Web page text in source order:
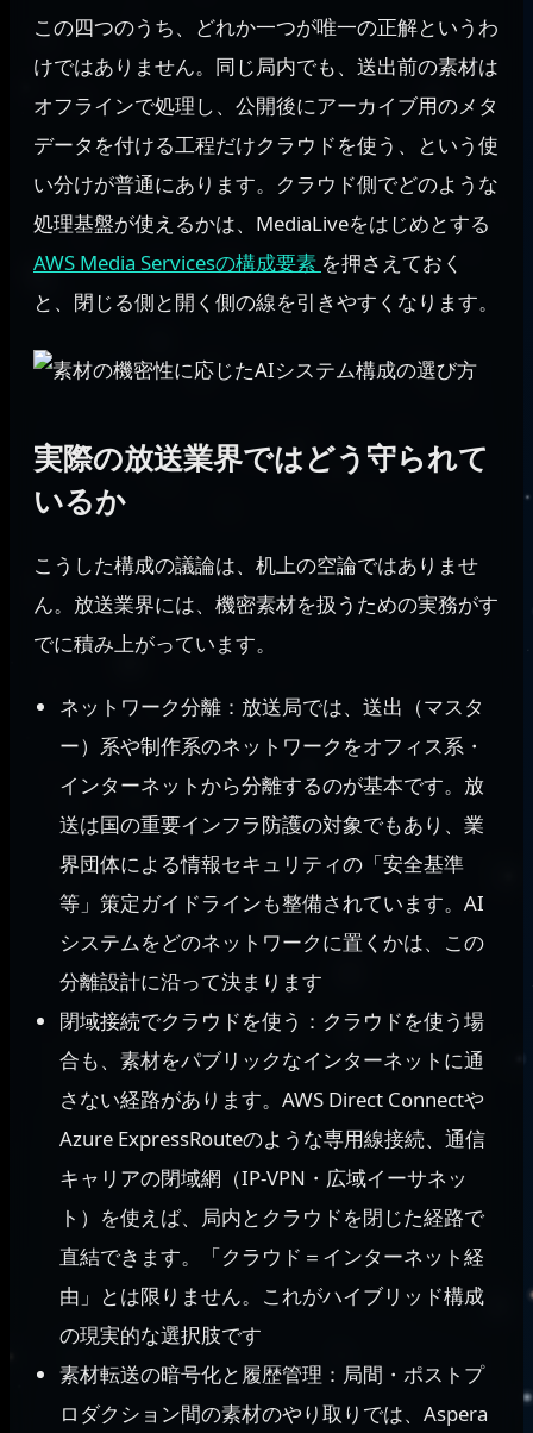
この四つのうち、どれか一つが唯一の正解というわ
けではありません。同じ局内でも、送出前の素材は
オフラインで処理し、公開後にアーカイブ用のメタ
データを付ける工程だけクラウドを使う、という使
い分けが普通にあります。クラウド側でどのような
処理基盤が使えるかは、MediaLiveをはじめとする
AWS Media Servicesの構成要素 を押さえておく
と、閉じる側と開く側の線を引きやすくなります。
実際の放送業界ではどう守られて
いるか
こうした構成の議論は、机上の空論ではありませ
ん。放送業界には、機密素材を扱うための実務がす
でに積み上がっています。
ネットワーク分離：放送局では、送出（マスタ
ー）系や制作系のネットワークをオフィス系・
インターネットから分離するのが基本です。放
送は国の重要インフラ防護の対象でもあり、業
界団体による情報セキュリティの「安全基準
等」策定ガイドラインも整備されています。AI
システムをどのネットワークに置くかは、この
分離設計に沿って決まります
閉域接続でクラウドを使う：クラウドを使う場
合も、素材をパブリックなインターネットに通
さない経路があります。AWS Direct Connectや
Azure ExpressRouteのような専用線接続、通信
キャリアの閉域網（IP-VPN・広域イーサネッ
ト）を使えば、局内とクラウドを閉じた経路で
直結できます。「クラウド＝インターネット経
由」とは限りません。これがハイブリッド構成
の現実的な選択肢です
素材転送の暗号化と履歴管理：局間・ポストプ
ロダクション間の素材のやり取りでは、Aspera